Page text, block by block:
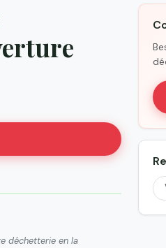
déchetterie en la